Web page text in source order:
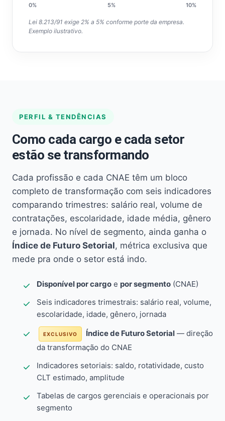
0% 5% 10%
Lei 8.213/91 exige 2% a 5% conforme porte da empresa.
Exemplo ilustrativo.
PERFIL & TENDÊNCIAS
Como cada cargo e cada setor
estão se transformando
Cada profissão e cada CNAE têm um bloco
completo de transformação com seis indicadores
comparando trimestres: salário real, volume de
contratações, escolaridade, idade média, gênero
e jornada. No nível de segmento, ainda ganha o
Índice de Futuro Setorial, métrica exclusiva que
mede pra onde o setor está indo.
Disponível por cargo e por segmento (CNAE)
Seis indicadores trimestrais: salário real, volume,
escolaridade, idade, gênero, jornada
EXCLUSIVO Índice de Futuro Setorial — direção
da transformação do CNAE
Indicadores setoriais: saldo, rotatividade, custo
CLT estimado, amplitude
Tabelas de cargos gerenciais e operacionais por
segmento